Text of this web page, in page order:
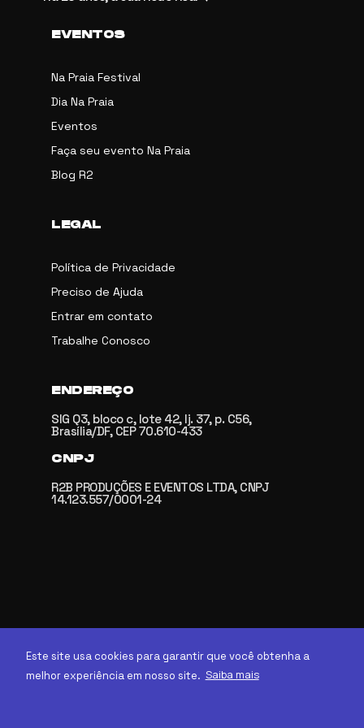
Este site usa cookies para garantir que você obtenha a
melhor experiência em nosso site. Saiba mais
EVENTOS
Na Praia Festival
Dia Na Praia
Eventos
Faça seu evento Na Praia
Blog R2
LEGAL
Política de Privacidade
Preciso de Ajuda
Entrar em contato
Trabalhe Conosco
ENDEREÇO
SIG Q3, bloco c, lote 42, lj. 37, p. C56,
Brasília/DF, CEP 70.610-433
CNPJ
R2B PRODUÇÕES E EVENTOS LTDA, CNPJ
14.123.557/0001-24